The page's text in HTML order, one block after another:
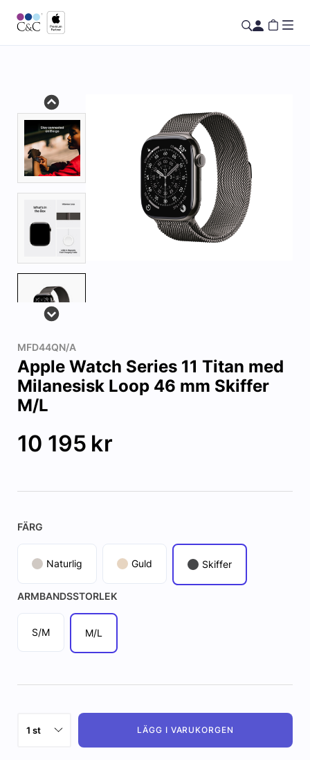
MFD44QN/A
Apple Watch Series 11 Titan med
Milanesisk Loop 46 mm Skiffer
M/L
10 195 kr
FÄRG
Naturlig Guld Skiffer
ARMBANDSSTORLEK
S/M M/L
LÄGG I VARUKORGEN